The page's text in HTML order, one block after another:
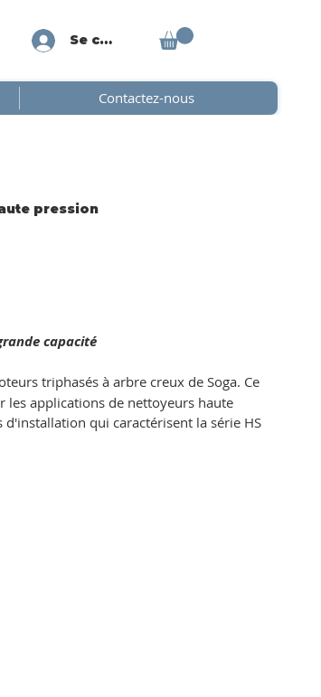
Se connecter
Contactez-nous
pression
capacité
triphasés à arbre creux de Soga. Ce
applications de nettoyeurs haute
qui caractérisent la série HS